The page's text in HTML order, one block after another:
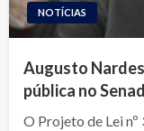
NOTÍCIAS
Augusto
pública no
O Projeto de Lei nº